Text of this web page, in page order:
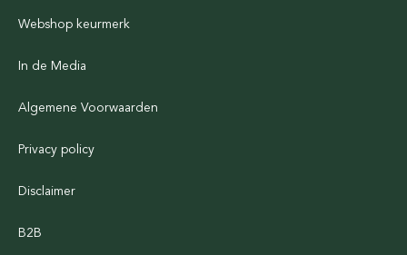
Webshop keurmerk
In de Media
Algemene Voorwaarden
Privacy policy
Disclaimer
B2B